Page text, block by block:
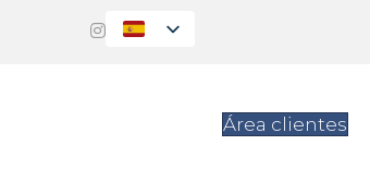
Área clientes